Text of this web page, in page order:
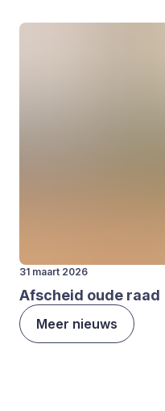
31 maart 2026
Afscheid oude raad
Meer nieuws